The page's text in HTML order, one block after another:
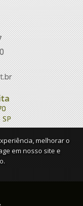
melhorar o
em nosso site e